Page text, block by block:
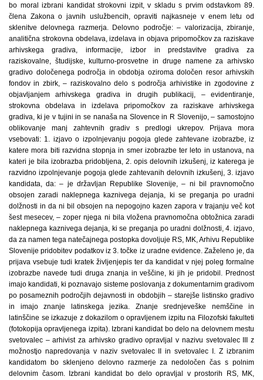
bo moral izbrani kandidat strokovni izpit, v skladu s prvim odstavkom 89.
člena Zakona o javnih uslužbencih, opraviti najkasneje v enem letu od
sklenitve delovnega razmerja. Delovno področje: – valorizacija, zbiranje,
analitična strokovna obdelava, izdelava in objava pripomočkov za raziskave
arhivskega gradiva, informacije, izbor in predstavitve gradiva za
raziskovalne, študijske, kulturno-prosvetne in druge namene za arhivsko
gradivo določenega področja in obdobja oziroma določen resor arhivskih
fondov in zbirk, – raziskovalno delo s področja arhivistike in zgodovine z
objavljanjem arhivskega gradiva in drugih publikacij, – evidentiranje,
strokovna obdelava in izdelava pripomočkov za raziskave arhivskega
gradiva, ki je v tujini in se nanaša na Slovence in R Slovenijo, – samostojno
oblikovanje manj zahtevnih gradiv s predlogi ukrepov. Prijava mora
vsebovati: 1. izjavo o izpolnjevanju pogoja glede zahtevane izobrazbe, iz
katere mora biti razvidna stopnja in smer izobrazbe ter leto in ustanova, na
kateri je bila izobrazba pridobljena, 2. opis delovnih izkušenj, iz katerega je
razvidno izpolnjevanje pogoja glede zahtevanih delovnih izkušenj, 3. izjavo
kandidata, da: – je državljan Republike Slovenije, – ni bil pravnomočno
obsojen zaradi naklepnega kaznivega dejanja, ki se preganja po uradni
dolžnosti in da ni bil obsojen na nepogojno kazen zapora v trajanju več kot
šest mesecev, – zoper njega ni bila vložena pravnomočna obtožnica zaradi
naklepnega kaznivega dejanja, ki se preganja po uradni dolžnosti, 4. izjavo,
da za namen tega natečajnega postopka dovoljuje RS, MK, Arhivu Republike
Slovenije pridobitev podatkov iz 3. točke iz uradne evidence. Zaželeno je, da
prijava vsebuje tudi kratek življenjepis ter da kandidat v njej poleg formalne
izobrazbe navede tudi druga znanja in veščine, ki jih je pridobil. Prednost
imajo kandidati, ki poznavajo sisteme poslovanja z dokumentarnim gradivom
po posameznih področjih dejavnosti in obdobjih – starejše listinsko gradivo
in imajo znanje latinskega jezika. Znanje srednjeveške nemščine in
latinščine se izkazuje z dokazilom o opravljenem izpitu na Filozofski fakulteti
(fotokopija opravljenega izpita). Izbrani kandidat bo delo na delovnem mestu
svetovalec – arhivist za arhivsko gradivo opravljal v nazivu svetovalec III z
možnostjo napredovanja v naziv svetovalec II in svetovalec I. Z izbranim
kandidatom bo sklenjeno delovno razmerje za nedoločen čas s polnim
delovnim časom. Izbrani kandidat bo delo opravljal v prostorih RS, MK,